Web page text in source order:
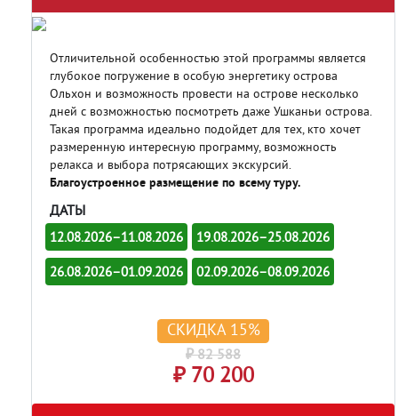
Отличительной особенностью этой программы является
глубокое погружение в особую энергетику острова
Ольхон и возможность провести на острове несколько
дней с возможностью посмотреть даже Ушканьи острова.
Такая программа идеально подойдет для тех, кто хочет
размеренную интересную программу, возможность
релакса и выбора потрясающих экскурсий.
Благоустроенное размещение по всему туру.
ДАТЫ
12.08.2026–11.08.2026 19.08.2026–25.08.2026
26.08.2026–01.09.2026 02.09.2026–08.09.2026
СКИДКА 15%
₽ 82 588
₽ 70 200